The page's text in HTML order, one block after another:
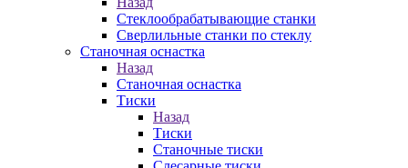
Стеклообрабатывающие станки
Сверлильные станки по стеклу
Станочная оснастка
Назад
Станочная оснастка
Тиски
Назад
Тиски
Станочные тиски